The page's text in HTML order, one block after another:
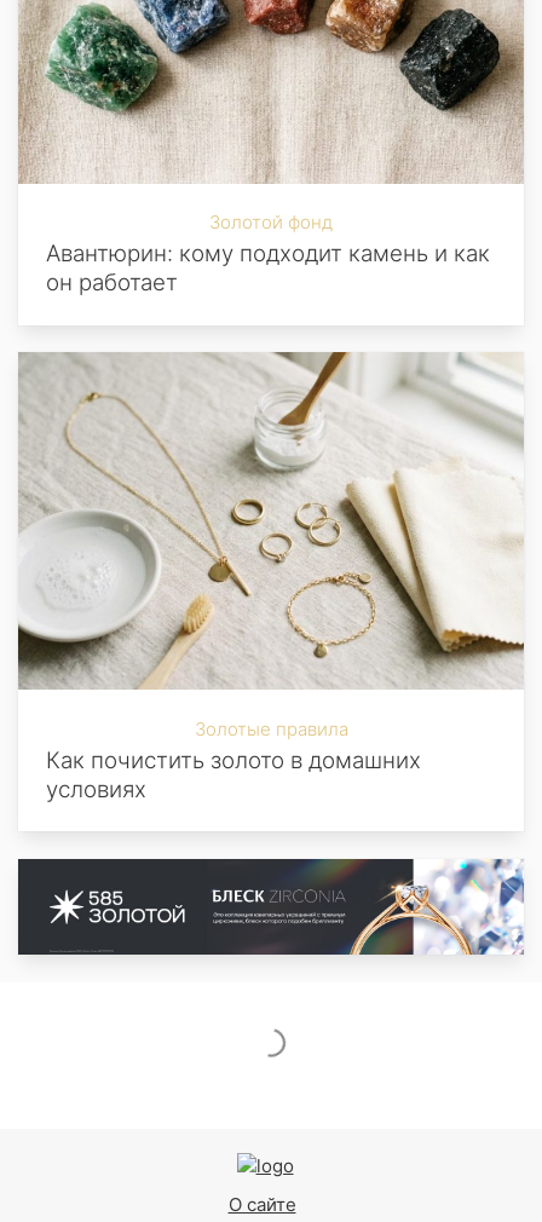
Золотой фонд
Авантюрин: кому подходит камень и как
он работает
Золотые правила
Как почистить золото в домашних
условиях
О сайте